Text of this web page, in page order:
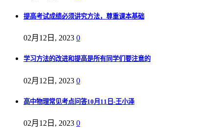
提高考试成绩必须讲究方法，尊重课本基础
02月12日, 2023 0
学习方法的改进和提高是所有同学们要注意的
02月12日, 2023 0
高中物理常见考点问答10月11日-王小泽
02月12日, 2023 0